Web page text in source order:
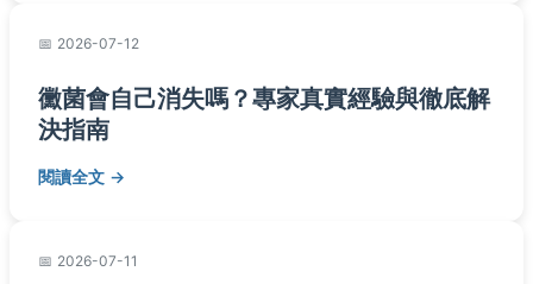
2026-07-12
黴菌會自己消失嗎？專家真實經驗與徹底解
決指南
閱讀全文
2026-07-11